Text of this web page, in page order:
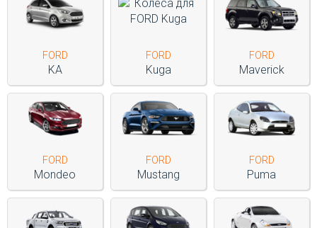
FORD
KA
FORD
Kuga
FORD
Maverick
FORD
Mondeo
FORD
Mustang
FORD
Puma